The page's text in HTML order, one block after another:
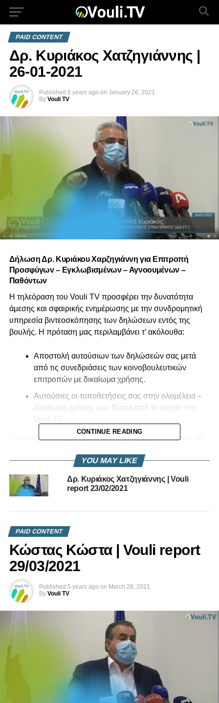
PAID CONTENT
Δρ. Κυριάκος Χατζηγιάννης |
26-01-2021
Published 6 years ago on January 26, 2021
By Vouli TV
Δήλωση Δρ. Κυριάκου Χαρζηγιάννη για Επιτροπή
Προσφύγων – Εγκλωβισμένων – Αγνοουμένων –
Παθόντων
Η τηλεόραση του Vouli TV προσφέρει την δυνατότητα
άμεσης και σφαιρικής ενημέρωσης με την συνδρομητική
υπηρεσία βιντεοσκόπησης των δηλώσεων εντός της
βουλής. Η πρόταση μας περιλαμβάνει τ’ ακόλουθα:
Αποστολή αυτούσιων των δηλώσεών σας μετά
από τις συνεδριάσεις των κοινοβουλευτικών
επιτροπών με δικαίωμα χρήσης.
Αυτούσιες οι τοποθετήσεις σας στην ολομέλεια –
Δικαίωμα χρήσης των βίντεο από το αρχείο του
Επικοινωνήστε μαζί μας στοinfo@vouli.tvή στοτηλ 96
RELATED TOPICS:
ΔΉΛΩΣΗ ΔΡ. ΚΥΡΙΆΚΟΥ ΧΑΡΖΗΓΙΆΝΝΗ ΓΙΑ ΕΠΙΤΡΟΠΉ
ΠΡΟΣΦΎΓΩΝ - ΕΓΚΛΩΒΙΣΜΈΝΩΝ - ΑΓΝΟΟΥΜΈΝΩΝ -
ΠΑΘΌΝΤΩΝ
Ηλίας Μυριάνθους | 26-01-2021
DON'T MISS
Κώστας Κώστα | 26-01-2021
CONTINUE READING
YOU MAY LIKE
Δρ. Κυριάκος Χατζηγιάννης | Vouli
report 23/02/2021
PAID CONTENT
Κώστας Κώστα | Vouli report
29/03/2021
Published 5 years ago on March 28, 2021
By Vouli TV